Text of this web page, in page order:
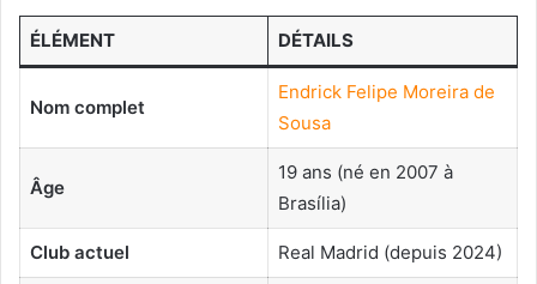
ÉLÉMENT DÉTAILS
Nom complet
Endrick Felipe Moreira de
Sousa
Âge
19 ans (né en 2007 à
Brasília)
Club actuel Real Madrid (depuis 2024)